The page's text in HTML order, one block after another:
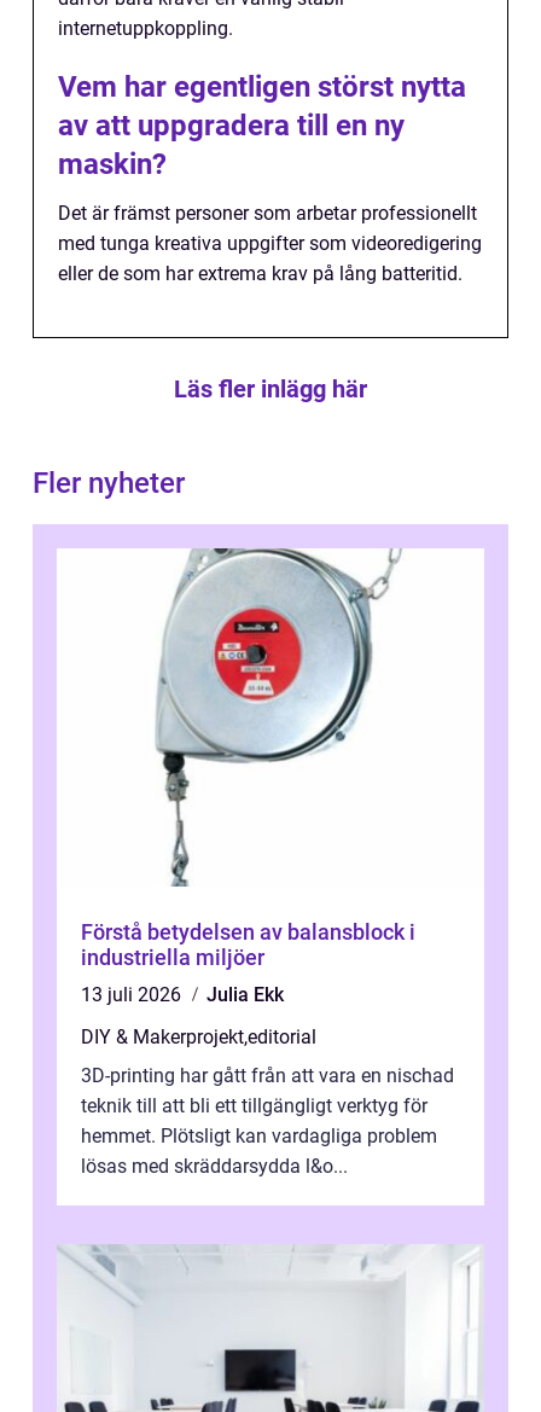
internetuppkoppling.
Vem har egentligen störst nytta
av att uppgradera till en ny
maskin?
Det är främst personer som arbetar professionellt
med tunga kreativa uppgifter som videoredigering
eller de som har extrema krav på lång batteritid.
Läs fler inlägg här
Fler nyheter
Förstå betydelsen av balansblock i
industriella miljöer
13 juli 2026
Julia Ekk
DIY & Makerprojekt,editorial
3D-printing har gått från att vara en nischad
teknik till att bli ett tillgängligt verktyg för
hemmet. Plötsligt kan vardagliga problem
lösas med skräddarsydda l&o...